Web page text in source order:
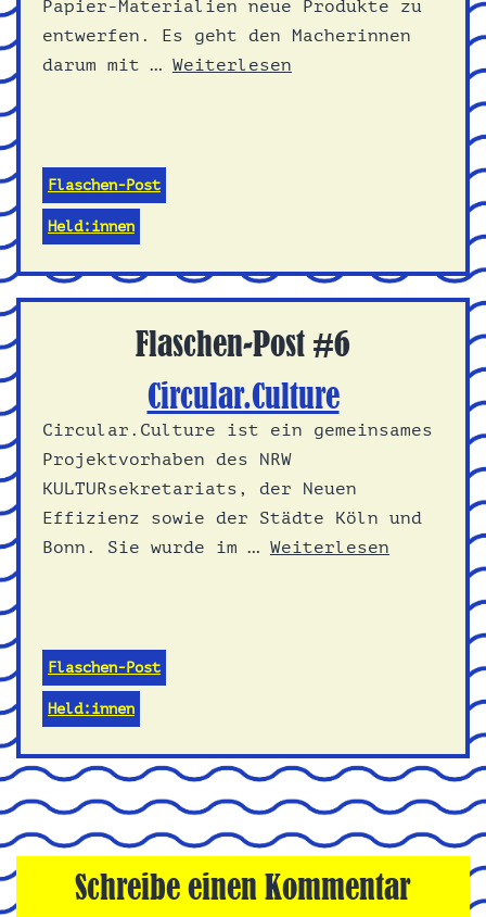
Papier-Materialien neue Produkte zu
entwerfen. Es geht den Macherinnen
darum mit … Weiterlesen
Flaschen-Post
Held:innen
Flaschen-Post #6
Circular.Culture
Circular.Culture ist ein gemeinsames
Projektvorhaben des NRW
KULTURsekretariats, der Neuen
Effizienz sowie der Städte Köln und
Bonn. Sie wurde im … Weiterlesen
Flaschen-Post
Held:innen
Schreibe einen Kommentar